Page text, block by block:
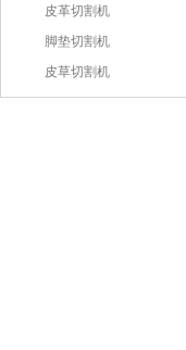
皮革切割机
脚垫切割机
皮草切割机